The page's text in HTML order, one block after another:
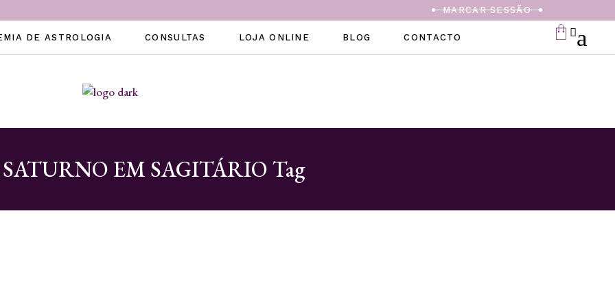
MARCAR SESSÃO
DE ASTROLOGIA CONSULTAS LOJA ONLINE BLOG CONTACTO
SATURNO EM SAGITÁRIO Tag